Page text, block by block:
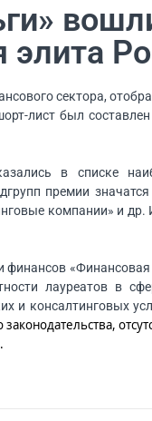
элита
сектора,
лист был
в списке
премии
компании» и др.
«Финансовая
лауреатов в
и консалтинговых